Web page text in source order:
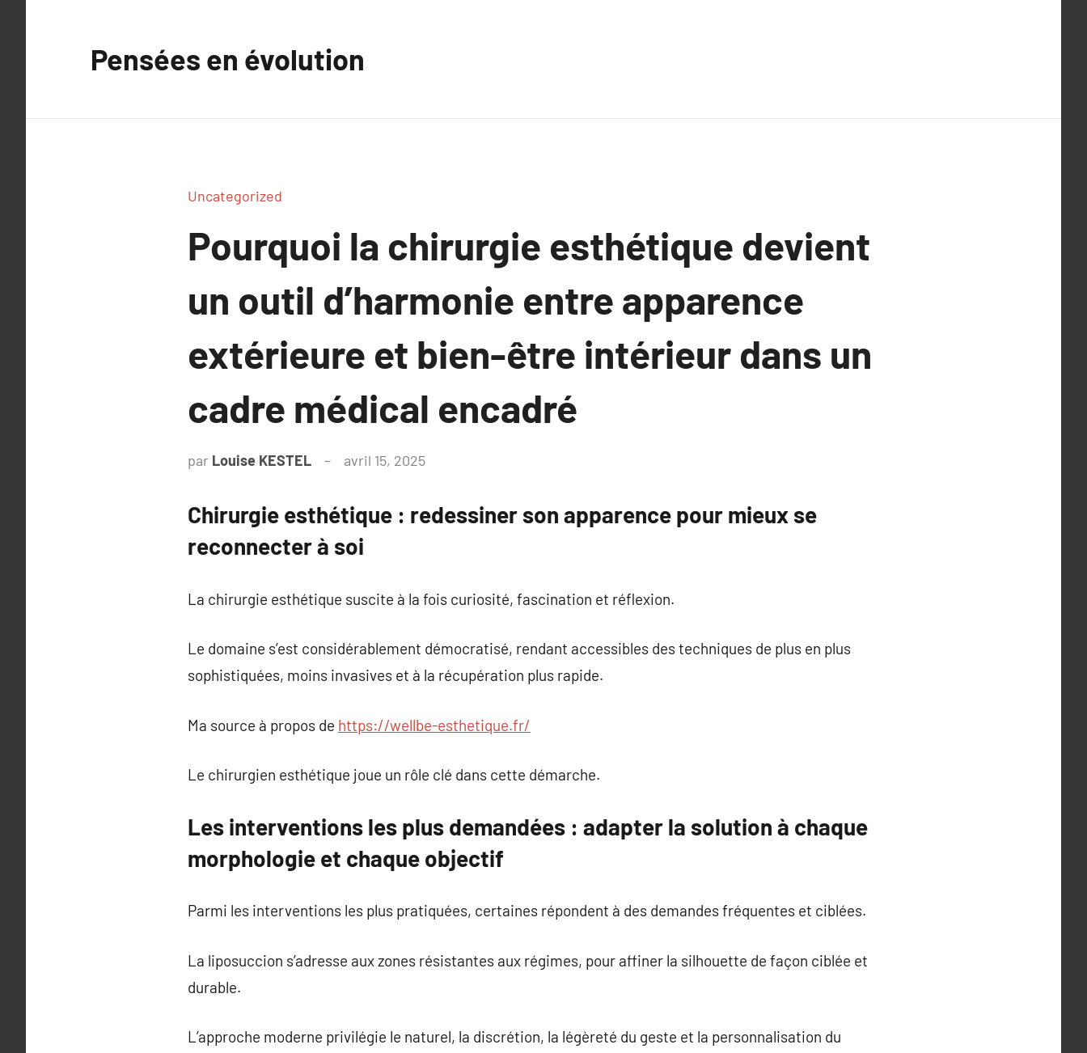
Pensées en évolution
Uncategorized
Pourquoi la chirurgie esthétique devient
un outil d’harmonie entre apparence
extérieure et bien-être intérieur dans un
cadre médical encadré
par Louise KESTEL avril 15, 2025
Chirurgie esthétique : redessiner son apparence pour mieux se
reconnecter à soi
La chirurgie esthétique suscite à la fois curiosité, fascination et réflexion.
Le domaine s’est considérablement démocratisé, rendant accessibles des techniques de plus en plus
sophistiquées, moins invasives et à la récupération plus rapide.
Ma source à propos de https://wellbe-esthetique.fr/
Le chirurgien esthétique joue un rôle clé dans cette démarche.
Les interventions les plus demandées : adapter la solution à chaque
morphologie et chaque objectif
Parmi les interventions les plus pratiquées, certaines répondent à des demandes fréquentes et ciblées.
La liposuccion s’adresse aux zones résistantes aux régimes, pour affiner la silhouette de façon ciblée et
durable.
L’approche moderne privilégie le naturel, la discrétion, la légèreté du geste et la personnalisation du